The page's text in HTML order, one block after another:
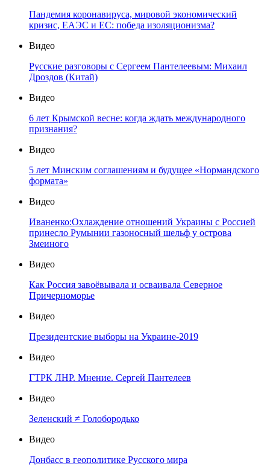
Пандемия коронавируса, мировой экономический
кризис, ЕАЭС и ЕС: победа изоляционизма?
Видео
Русские разговоры с Сергеем Пантелеевым: Михаил
Дроздов (Китай)
Видео
6 лет Крымской весне: когда ждать международного
признания?
Видео
5 лет Минским соглашениям и будущее «Нормандского
формата»
Видео
Иваненко:Охлаждение отношений Украины с Россией
принесло Румынии газоносный шельф у острова
Змеиного
Видео
Как Россия завоёвывала и осваивала Северное
Причерноморье
Видео
Президентские выборы на Украине-2019
Видео
ГТРК ЛНР. Мнение. Сергей Пантелеев
Видео
Зеленский ≠ Голобородько
Видео
Донбасс в геополитике Русского мира